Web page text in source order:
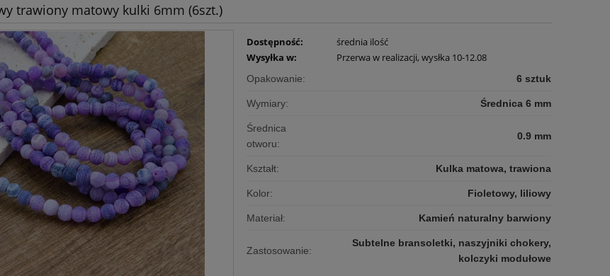
trawiony matowy kulki 6mm (6szt.)
Dostępność:
średnia ilość
Wysyłka w:
Przerwa w realizacji, wysłka 10-12.08
Opakowanie: 6 sztuk
Wymiary: Średnica 6 mm
Średnica
otworu:
0.9 mm
Kształt: Kulka matowa, trawiona
Kolor: Fioletowy, liliowy
Materiał: Kamień naturalny barwiony
Zastosowanie:
Subtelne bransoletki, naszyjniki chokery,
kolczyki modułowe